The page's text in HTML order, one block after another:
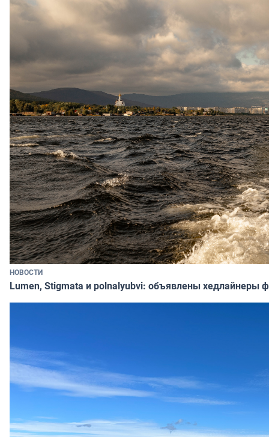
НОВОСТИ
Lumen, Stigmata и polnalyubvi: объявлены хедлайнеры